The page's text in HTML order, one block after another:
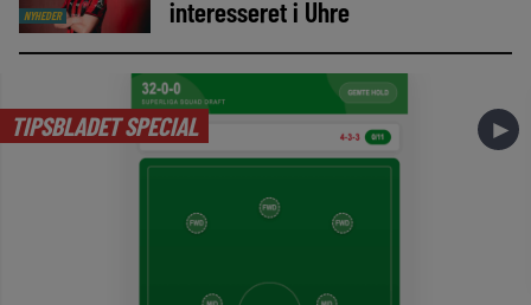
NYHEDER interesseret i Uhre
TIPSBLADET SPECIAL ►